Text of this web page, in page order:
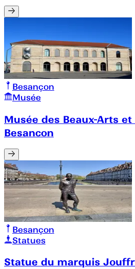
Besançon
Musée
Musée des Beaux-Arts
Besancon
Besançon
Statues
Statue du marquis